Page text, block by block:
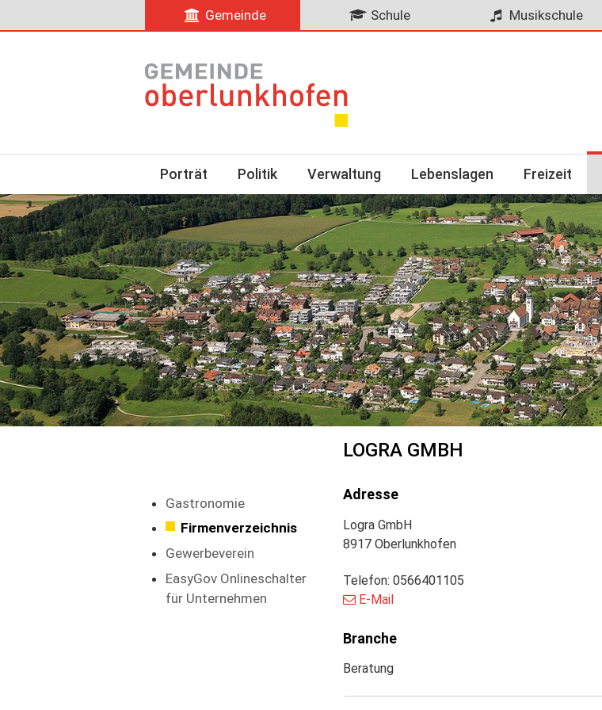
Gemeinde Schule Musikschule
Porträt Politik Verwaltung Lebenslagen Freizeit
Gastronomie
Firmenverzeichnis
Gewerbeverein
EasyGov Onlineschalter
für Unternehmen
LOGRA GMBH
Adresse
Logra GmbH
8917 Oberlunkhofen
Telefon: 0566401105
E-Mail
Branche
Beratung